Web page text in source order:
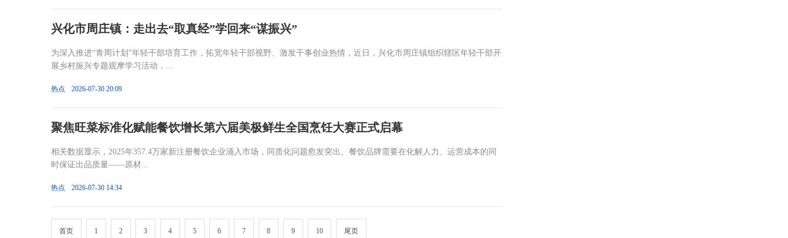
兴化市周庄镇：走出去“取真经”学回来“谋振兴”
为深入推进“青周计划”年轻干部培育工作，拓宽年轻干部视野、激发干事创业热情，近日，兴化市周庄镇组织辖区年轻干部开
展乡村振兴专题观摩学习活动，...
热点 2026-07-30 20:09
聚焦旺菜标准化赋能餐饮增长第六届美极鲜生全国烹饪大赛正式启幕
相关数据显示，2025年357.4万家新注册餐饮企业涌入市场，同质化问题愈发突出。餐饮品牌需要在化解人力、运营成本的同
时保证出品质量——原材...
热点 2026-07-30 14:34
首页 1 2 3 4 5 6 7 8 9 10 尾页